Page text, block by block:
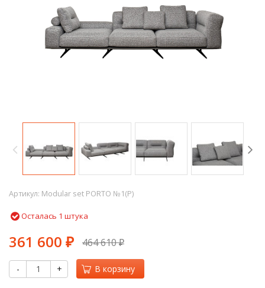
Артикул: Modular set PORTO №1(P)
Осталась 1 штука
361 600 ₽ 464 610₽
- + В корзину